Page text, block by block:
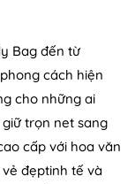
Bag đến từ
cách hiện
cho những ai
trọn net sang
cấp với hoa văn
đẹptinh tế và